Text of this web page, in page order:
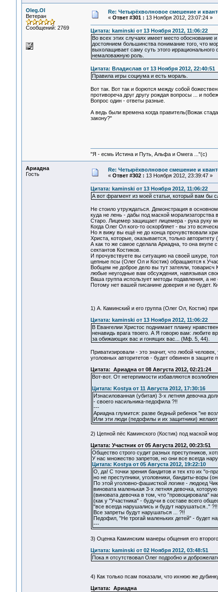
Oleg.Ol
Ветеран
Сообщений: 2769
Re: Четырёхволновое смешение и
« Ответ #301 : 13 Ноября 2012, 23:07:24 »
Цитата: kaminski от 13 Ноября 2012, 11:06:22
Во всех этих случаях имеет место обоснование
достоянием большинства понимание того, что
выхолащивает саму суть этого
немаловажную роль.
Цитата: Владислав от 13 Ноября 2012, 22:40:51
Правила игры социума и есть мораль.
Вот так. Вот так и борются между собой
противореча друг другу рождая вопросы ... и
Вопрос один - ответы разные.
А ведь были времена когда правитель(Вожак
закону?"
"Я - есмь Истина и Путь, Альфа и Омега ..."(с)
Ариадна
Гость
Re: Четырёхволновое смешение и
« Ответ #302 : 13 Ноября 2012, 23:39:47 »
Цитата: kaminski от 13 Ноября 2012, 11:06:22
А вот фрагмент из моей статьи, который вам бы
Не стоило утруждаться. Демонстрация в
куда не лень - дабы под маской
Старо. Лицемер защищает лицемера - рука руку
Когда Олег Ол кого-то оскорбляет - вы это
Но я вижу вы ещё не до конца прочувствовали
Христа, которые, оказывается, только
А как то же самое сделала Ариадна, то она вкупе
сектантов Костиков.
И прочувствуете вы ситуацию на своей шкуре,
цепные псы (Олег Ол и Костик) обращаются к
Вобщем не доброе дело вы тут затеяли,
любые неугодные вам обсуждения, навязывая
Ваша группа использует методы подавления, а не
Потому нет вашей писанине доверия и не будет.
1) А. Каминский и его группа (Олег Ол, Костик)
Цитата: kaminski от 13 Ноября 2012, 11:06:22
В Евангелии Христос поднимает планку
ненавидь врага твоего. А Я говорю вам: любите
за обижающих вас и гонящих вас... (Мф. 5, 44).
Приватизировали - это значит, что любой
уголовных авторитетов - будет обвинен в защите
Цитата: Ариадна от 08 Августа 2012, 02:21:24
Вот-вот. От нетерпимости избавляются
Цитата: Kostya от 11 Августа 2012, 17:30:16
Изнасилованная (убитая) 3-х летняя девочка
- своего насильника-педофила ?!!
---
Ариадна глумится: разве бедный ребенок "не
Или эти люди (педофилы и их защитники)
2) Цепной пёс Каминского (Костик) под маской
Цитата: Участник от 05 Августа 2012, 00:23:51
Общество строго судит разных преступников,
У нас множество запретов, но они все всегда
Цитата: Kostya от 05 Августа 2012, 19:22:10
О, да! С точки зрения бандитов и тех кто их "о-
но не преступники, уголовники, бандиты-воры
По этой уголовно-фашисткой логике - людоед
виновата маленькая 3-х летняя девочка,
(виновата девочка в том, что "провоцировала"
(как у "Участника" - будучи в составе всего
"все всегда нарушались и будут нарушаться.."
Все запреты будут нарушаться ... ?!!
Педофил, "Не трогай маленьких детей" - будет
---
3) Оценка Каминским манеры общения его
Цитата: kaminski от 02 Ноября 2012, 03:48:51
Пока я отсутствовал Олег подробно и
4) Как только псам показали, что ихнюю же
Цитата: Ариадна